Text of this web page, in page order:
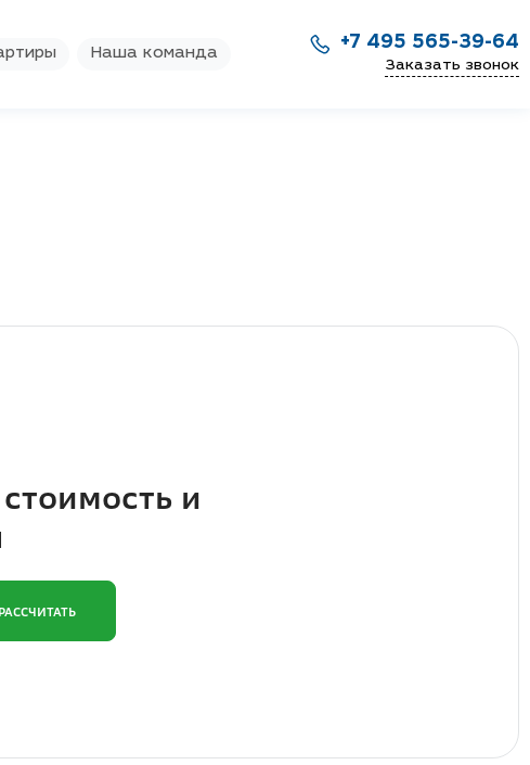
Наша команда
+7 495 565-39-64
Заказать звонок